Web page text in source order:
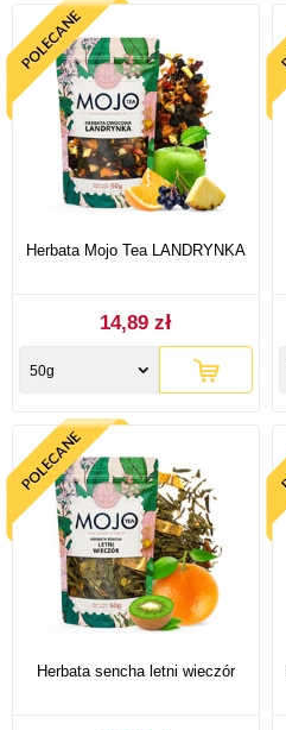
Herbata Mojo Tea LANDRYNKA
14,89 zł
50g
Herbata sencha letni wieczór